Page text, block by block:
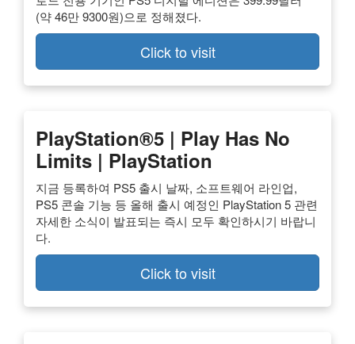
(약 46만 9300원)으로 정해졌다.
Click to visit
PlayStation®5 | Play Has No
Limits | PlayStation
지금 등록하여 PS5 출시 날짜, 소프트웨어 라인업,
PS5 콘솔 기능 등 올해 출시 예정인 PlayStation 5 관련
자세한 소식이 발표되는 즉시 모두 확인하시기 바랍니
다.
Click to visit